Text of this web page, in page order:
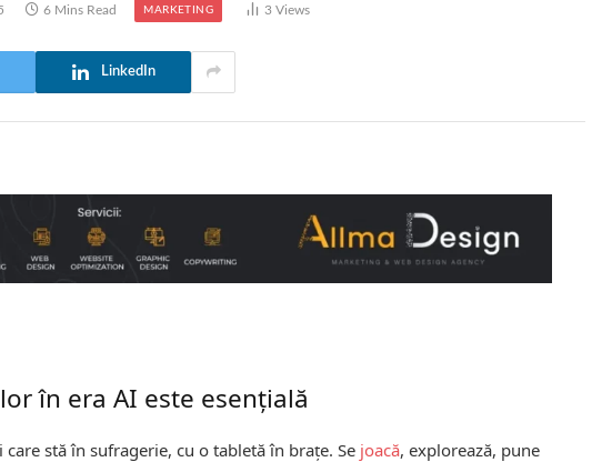
6 Mins Read MARKETING 3Views
LinkedIn
în era AI este esențială
stă în sufragerie, cu o tabletă în brațe. Se joacă, explorează, pune